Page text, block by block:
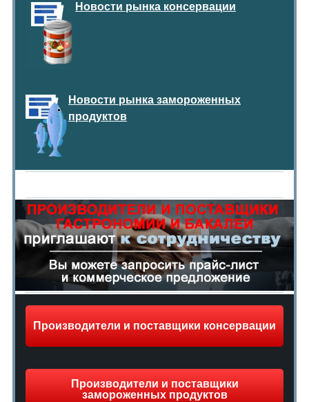
Новости рынка консервации
Новости рынка замороженных
продуктов
Производители и поставщики консервации
Производители и поставщики
замороженных продуктов